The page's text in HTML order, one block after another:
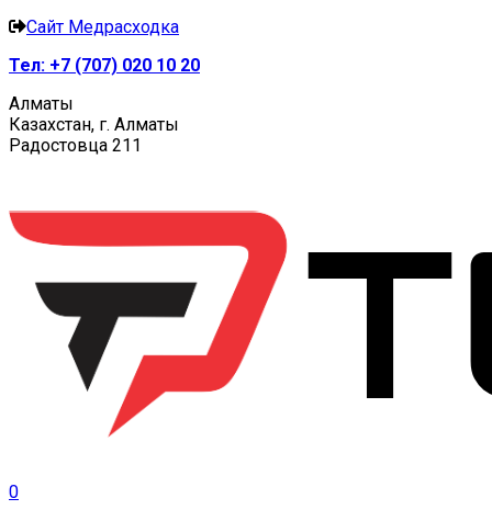
Сайт Медрасходка
Тел: +7 (707) 020 10 20
Алматы
Казахстан, г. Алматы
Радостовца 211
0